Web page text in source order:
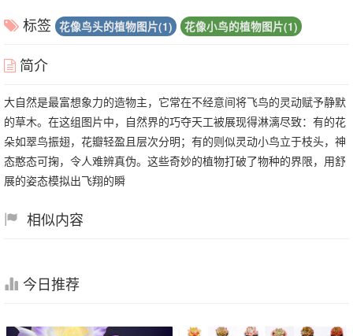
标签 花像鸟头的植物图片(1) 花像小鸟的植物图片(1)
简介
大自然是最富想象力的造物主，它常在不经意间将飞鸟的灵动赋予静默
的草木。在这组图片中，自然界的巧夺天工被展现得淋漓尽致：有的花
朵如翠鸟振翅，花瓣轻盈且层次分明；有的则似灵动小鸟立于枝头，神
态憨态可掬，令人难辨真伪。这些奇妙的植物打破了物种的界限，用舒
展的姿态模拟出飞翔的瞬
相似内容
今日推荐